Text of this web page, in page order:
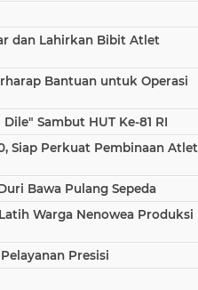
dan Lahirkan Bibit Atlet
Bantuan untuk Operasi
Sambut HUT Ke-81 RI
Siap Perkuat Pembinaan Atlet
Bawa Pulang Sepeda
Warga Nenowea Produksi
Presisi